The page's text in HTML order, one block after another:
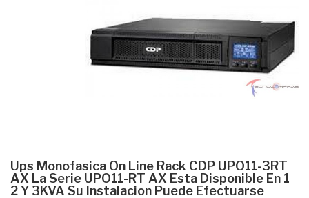
Ups Monofasica On Line Rack CDP UPO11-3RT
AX La Serie UPO11-RT AX Esta Disponible En 1
2 Y 3KVA Su Instalacion Puede Efectuarse